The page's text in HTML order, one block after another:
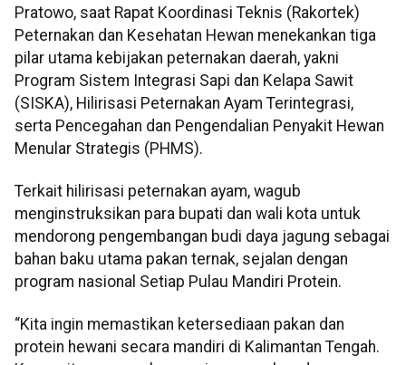
Pratowo, saat Rapat Koordinasi Teknis (Rakortek)
Peternakan dan Kesehatan Hewan menekankan tiga
pilar utama kebijakan peternakan daerah, yakni
Program Sistem Integrasi Sapi dan Kelapa Sawit
(SISKA), Hilirisasi Peternakan Ayam Terintegrasi,
serta Pencegahan dan Pengendalian Penyakit Hewan
Menular Strategis (PHMS).
Terkait hilirisasi peternakan ayam, wagub
menginstruksikan para bupati dan wali kota untuk
mendorong pengembangan budi daya jagung sebagai
bahan baku utama pakan ternak, sejalan dengan
program nasional Setiap Pulau Mandiri Protein.
“Kita ingin memastikan ketersediaan pakan dan
protein hewani secara mandiri di Kalimantan Tengah.